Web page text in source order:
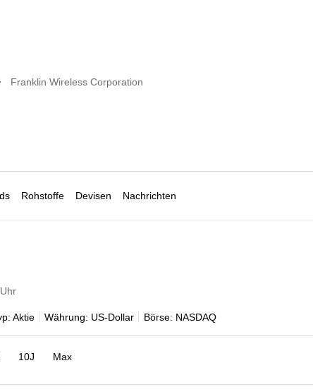
Franklin Wireless Corporation
Rohstoffe Devisen Nachrichten
Aktie Währung: US-Dollar Börse: NASDAQ
10J Max